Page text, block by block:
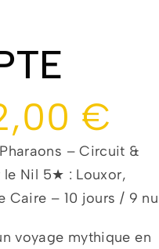
€
– Circuit &
le Nil 5★ : Louxor,
Caire – 10 jours / 9
voyage mythique en